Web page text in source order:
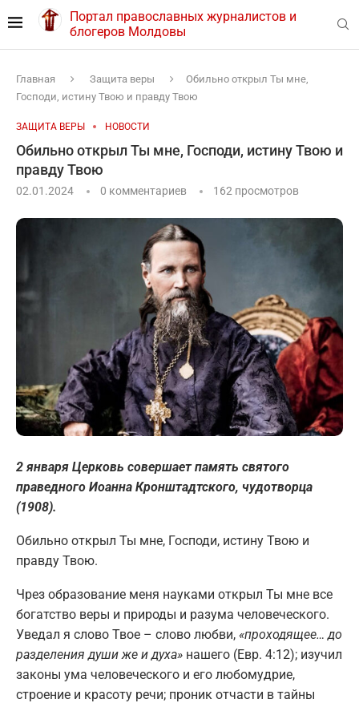
Портал православных журналистов и
блогеров Молдовы
Главная Защита веры
Обильно открыл Ты мне,
Господи, истину Твою и правду Твою
ЗАЩИТА ВЕРЫ НОВОСТИ
Обильно открыл Ты мне, Господи, истину Твою и
правду Твою
02.01.2024 0 комментариев 162 просмотров
2 января Церковь совершает память святого
праведного Иоанна Кронштадтского, чудотворца
(1908).
Обильно открыл Ты мне, Господи, истину Твою и
правду Твою.
Чрез образование меня науками открыл Ты мне все
богатство веры и природы и разума человеческого.
Уведал я слово Твое – слово любви, «проходящее… до
разделения души же и духа» нашего (Евр. 4:12); изучил
законы ума человеческого и его любомудрие,
строение и красоту речи; проник отчасти в тайны